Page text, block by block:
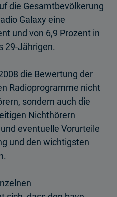
die Gesamtbevölkerung
Galaxy eine
und von 6,9 Prozent in
29-Jährigen.
die Bewertung der
Radio­programme nicht
sondern auch die
Nichthörern
eventuelle Vorurteile
und den wichtigsten